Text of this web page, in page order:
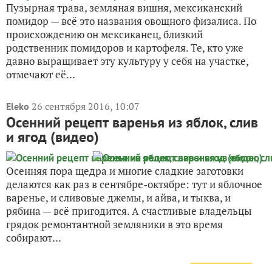
Пузырная трава, земляная вишня, мексиканский
помидор — всё это названия овощного физалиса. По
происхождению он мексиканец, близкий
родственник помидоров и картофеля. Те, кто уже
давно выращивает эту культуру у себя на участке,
отмечают её...
Eleko 26 сентября 2016, 10:07
Осенний рецепт варенья из яблок, слив
и ягод (видео)
Осенняя пора щедра и многие сладкие заготовки
делаются как раз в сентябре-октябре: тут и яблочное
варенье, и сливовые джемы, и айва, и тыква, и
рябина — всё пригодится. А счастливые владельцы
грядок ремонтантной земляники в это время
собирают...